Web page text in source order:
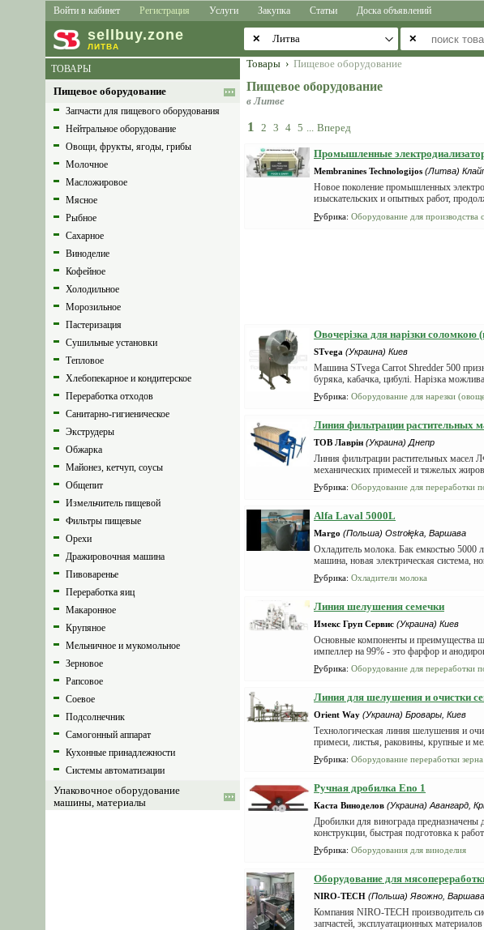
Войти в кабинет Регистрация Услуги Закупка Статьи Доска объявлений
sell buy.zone
ЛИТВА
✕ ✕
ТОВАРЫ
Пищевое оборудование
Запчасти для пищевого оборудования
Нейтральное оборудование
Овощи, фрукты, ягоды, грибы
Молочное
Масложировое
Мясное
Рыбное
Сахарное
Виноделие
Кофейное
Холодильное
Морозильное
Пастеризация
Сушильные установки
Тепловое
Хлебопекарное и кондитерское
Переработка отходов
Санитарно-гигиеническое
Экструдеры
Обжарка
Майонез, кетчуп, соусы
Общепит
Измельчитель пищевой
Фильтры пищевые
Орехи
Дражировочная машина
Пивоваренье
Переработка яиц
Макаронное
Крупяное
Мельничное и мукомольное
Зерновое
Рапсовое
Соевое
Подсолнечник
Самогонный аппарат
Кухонные принадлежности
Системы автоматизации
Упаковочное оборудование
машины, материалы
Товары › Пищевое оборудование
Пищевое оборудование
в Литве
1 2 3 4 5 ... Вперед
Промышленные
Membranines Technologijos (Литва)
Новое поколение промышленных
изыскательских и опытных работ,
Рубрика: Оборудование для производства
Овочерізка для нарізки
STvega (Украина) Киев
Машина STvega Carrot Shredder 500
буряка, кабачка, цибулі. Нарізка
Рубрика: Оборудование для нарезки
Линия фильтрации растительных
ТОВ Лаврін (Украина) Днепр
Линия фильтрации растительных масел
механических примесей и тяжелых
Рубрика: Оборудование для переработки
Alfa Laval 5000L
Margo (Польша) Ostrołęka, Варшава
Охладитель молока. Бак емкостью 5000
машина, новая электрическая система,
Рубрика: Охладители молока
Линия шелушения семечки
Имекс Груп Сервис (Украина) Киев
Основные компоненты и преимущества
импеллер на 99% - это фарфор и
Рубрика: Оборудование для переработки
Линия для шелушения и очистки
Orient Way (Украина) Бровары, Киев
Технологическая линия шелушения и
примеси, листья, раковины, крупные и
Рубрика: Оборудование переработки зерна
Ручная дробилка Еno 1
Каста Виноделов (Украина) Авангард,
Дробилки для винограда предназначены
конструкции, быстрая подготовка к
Рубрика: Оборудования для виноделия
Оборудование для
NIRO-TECH (Польша) Явожно, Варшава
Компания NIRO-TECH производитель
запчастей, эксплуатационных